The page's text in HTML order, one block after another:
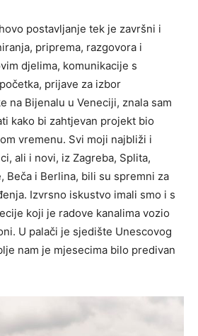
postavljanje tek je završni i
priprema, razgovora i
djelima, komunikacije s
prijave za izbor
na Bijenalu u Veneciji, znala sam
kako bi zahtjevan projekt bio
vremenu. Svi moji najbliži i
ali i novi, iz Zagreba, Splita,
Beča i Berlina, bili su spremni za
Izvrsno iskustvo imali smo i s
koji je radove kanalima vozio
U palači je sjedište Unescovog
nam je mjesecima bilo predivan